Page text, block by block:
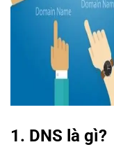
1. DNS là gì?